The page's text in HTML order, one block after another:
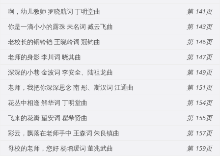
啊，幼儿教师 罗晓航词 丁明堂曲
141
你是一滴小小的露珠 未名词 臧云飞曲
143
老校长的铜铃铛 王晓岭词 冠钧曲
146
老师的身影 李川词 晓其曲
147
深深的小巷 金波词 李安全、陆祖龙曲
149
老师，我把你深深思念 南 彤、斯汉词 江通曲
151
花丛中相逢 解华词 丁明堂曲
154
飞来的花瓣 望安词 瞿希贤曲
155
彩云，飘落在老师手中 王森词 朱良镇曲
157
母校的老师，您好 杨增瑗词 董兆武曲
159